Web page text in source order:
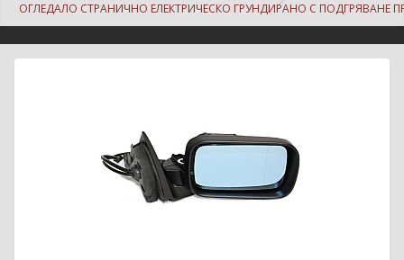
ОГЛЕДАЛО СТРАНИЧНО ЕЛЕКТРИЧЕСКО ГРУНДИРАНО С ПОДГРЯВАНЕ